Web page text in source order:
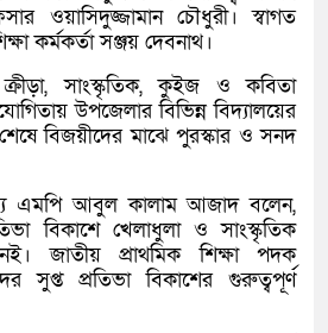
ওয়াসিদুজ্জামান চৌধুরী। স্বাগত
কর্মকর্তা সঞ্জয় দেবনাথ।
সাংস্কৃতিক, কুইজ ও কবিতা
উপজেলার বিভিন্ন বিদ্যালয়ের
শেষে বিজয়ীদের মাঝে পুরস্কার ও সনদ
এমপি আবুল কালাম আজাদ বলেন,
বিকাশে খেলাধুলা ও সাংস্কৃতিক
জাতীয় প্রাথমিক শিক্ষা পদক
সুপ্ত প্রতিভা বিকাশের গুরুত্বপূর্ণ